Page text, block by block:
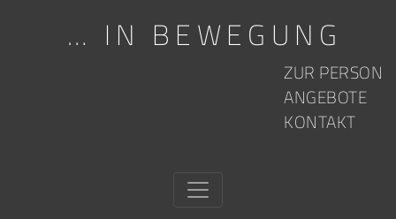
… IN BEWEGUNG
ZUR PERSON
ANGEBOTE
KONTAKT